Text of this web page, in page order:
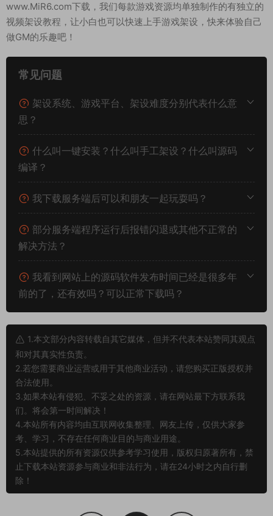
www.MiR6.com下载，我们每款游戏资源均单独制作的有独立的
视频架设教程，让小白也可以快速上手游戏架设，快来体验自己
做GM的乐趣吧！
常见问题
架设系统、游戏平台、架设难度分别代表什么意
思？
什么叫一键安装？什么叫手工架设？什么叫源码
编译？
我下载服务端后可以和朋友一起玩耍吗？
部分服务端程序运行后报错闪退或其他不正常的
解决方法？
我看到网站上的源码软件发布时间已经是很多年
前的了，还有效吗？可以正常下载吗？
1.本文部分内容转载自其它媒体，但并不代表本站赞同其观点
和对其真实性负责。
2.若您需要商业运营或用于其他商业活动，请您购买正版授权并
合法使用。
3.如果本站有侵犯、不妥之处的资源，请在网站最下方联系我
们。将会第一时间解决！
4.本站所有内容均由互联网收集整理、网友上传，仅供大家参
考、学习，不存在任何商业目的与商业用途。
5.本站提供的所有资源仅供参考学习使用，版权归原著所有，禁
止下载本站资源参与商业和非法行为，请在24小时之内自行删
除！